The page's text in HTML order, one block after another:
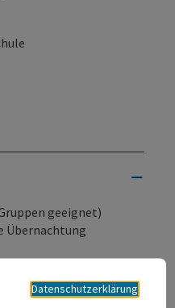
geeignet)
Übernachtung
die Schüler:innen mit
Datenschutzerklärung